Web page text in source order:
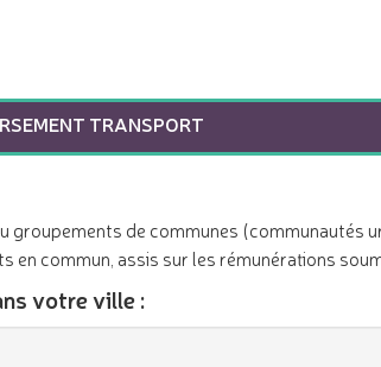
TRANSPORT
de communes (communautés
commun, assis sur les rémunérations
votre ville :